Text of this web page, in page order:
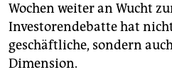
Wochen weiter an Wucht
Investorendebatte hat
geschäftliche, sondern
Dimension.